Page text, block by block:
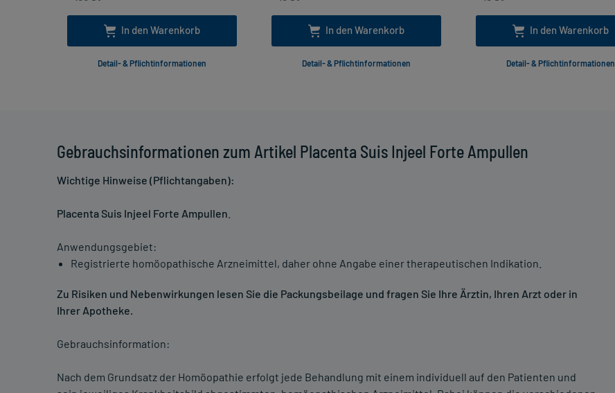
Gebrauchsinformationen zum Artikel Placenta Suis Injeel Forte Ampullen
Wichtige Hinweise (Pflichtangaben):
Placenta Suis Injeel Forte Ampullen
Anwendungsgebiet:
Registrierte homöopathische Arzneimittel, daher ohne Angabe einer therapeutischen Indikation.
Zu Risiken und Nebenwirkungen lesen Sie die Packungsbeilage und fragen Sie Ihre Ärztin, Ihren Arzt oder in
Ihrer Apotheke.
Gebrauchsinformation:
Nach dem Grundsatz der Homöopathie erfolgt jede Behandlung mit einem individuell auf den Patienten und
In den Warenkorb
Detail- & Pflichtinformationen
In den Warenkorb
Detail- & Pflichtinformationen
In den Warenkorb
Detail- & Pflichtinformationen